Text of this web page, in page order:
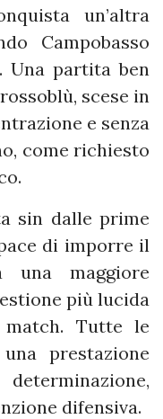
un’altra
Campobasso
Una partita ben
scese in
e senza
come richiesto
sin dalle prime
di imporre il
maggiore
più lucida
Tutte le
prestazione
difensiva.